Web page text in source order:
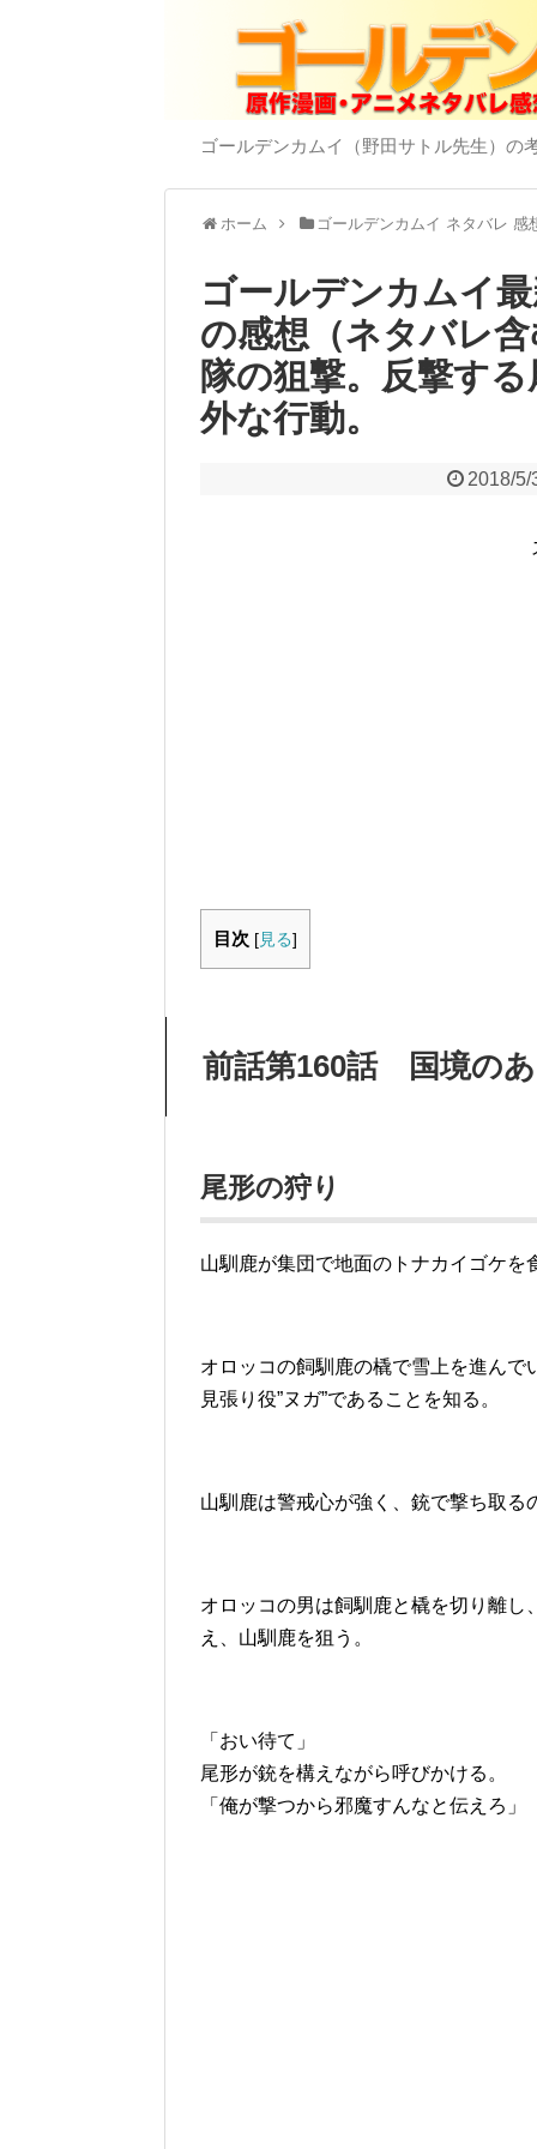
ゴールデンカムイ（野田サトル先生）の
ホーム ゴールデンカムイ ネタバレ 感
ゴールデンカムイ
の感想（ネタバレ
隊の狙撃。反撃す
外な行動。
2018/5/
目次 [ 見る]
前話第160話 国境の
尾形の狩り
山馴鹿が集団で地面のトナカイゴケを
オロッコの飼馴鹿の橇で雪上を進ん
見張り役”ヌガ”であることを知る。
山馴鹿は警戒心が強く、銃で撃ち取る
オロッコの男は飼馴鹿と橇を切り離
え、山馴鹿を狙う。
「おい待て」
尾形が銃を構えながら呼びかける。
「俺が撃つから邪魔すんなと伝えろ」